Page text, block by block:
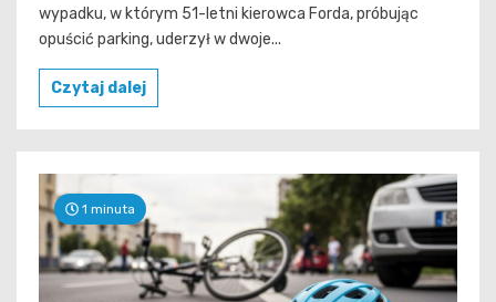
wypadku, w którym 51-letni kierowca Forda, próbując
opuścić parking, uderzył w dwoje...
Czytaj dalej
1 minuta